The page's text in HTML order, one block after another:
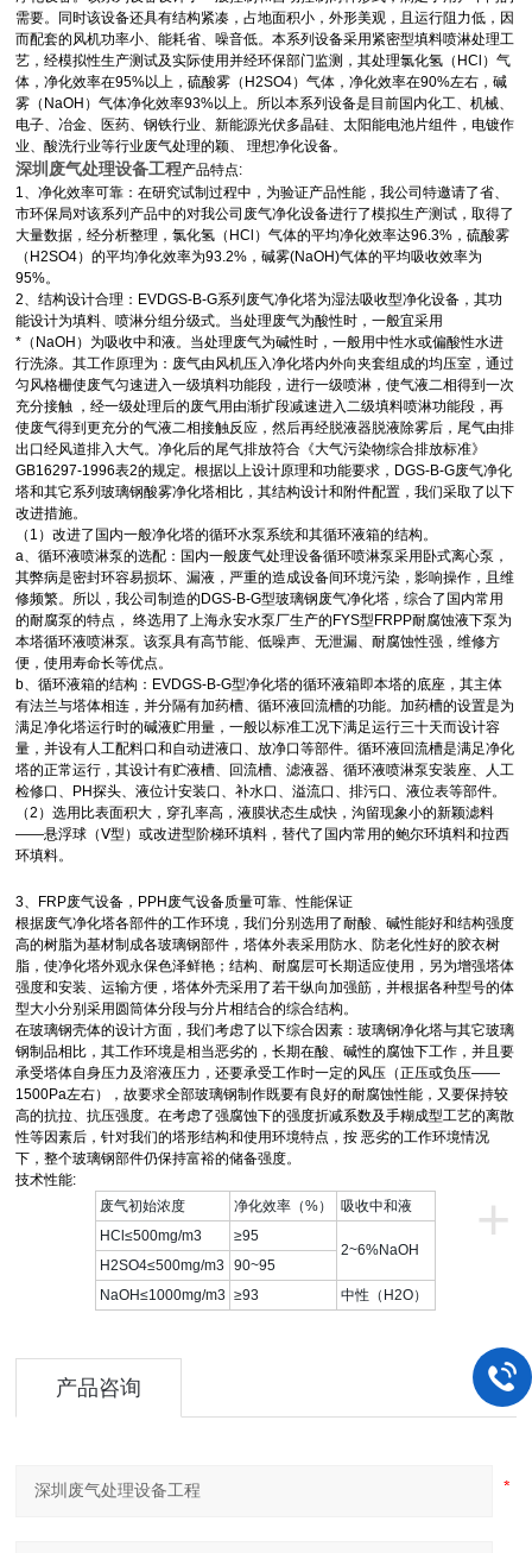
需要。同时该设备还具有结构紧凑，占地面积小，外形美观，且运行阻力低，因
而配套的风机功率小、能耗省、噪音低。本系列设备采用紧密型填料喷淋处理工
艺，经模拟性生产测试及实际使用并经环保部门监测，其处理氯化氢（HCl）气
体，净化效率在95%以上，硫酸雾（H2SO4）气体，净化效率在90%左右，碱
雾（NaOH）气体净化效率93%以上。所以本系列设备是目前国内化工、机械、
电子、冶金、医药、钢铁行业、新能源光伏多晶硅、太阳能电池片组件，电镀作
业、酸洗行业等行业废气处理的颖、 理想净化设备。
深圳废气处理设备工程产品特点:
1、净化效率可靠：在研究试制过程中，为验证产品性能，我公司特邀请了省、
市环保局对该系列产品中的对我公司废气净化设备进行了模拟生产测试，取得了
大量数据，经分析整理，氯化氢（HCl）气体的平均净化效率达96.3%，硫酸雾
（H2SO4）的平均净化效率为93.2%，碱雾(NaOH)气体的平均吸收效率为
95%。
2、结构设计合理：EVDGS-B-G系列废气净化塔为湿法吸收型净化设备，其功
能设计为填料、喷淋分组分级式。当处理废气为酸性时，一般宜采用
*（NaOH）为吸收中和液。当处理废气为碱性时，一般用中性水或偏酸性水进
行洗涤。其工作原理为：废气由风机压入净化塔内外向夹套组成的均压室，通过
匀风格栅使废气匀速进入一级填料功能段，进行一级喷淋，使气液二相得到一次
充分接触 ，经一级处理后的废气用由渐扩段减速进入二级填料喷淋功能段，再
使废气得到更充分的气液二相接触反应，然后再经脱液器脱液除雾后，尾气由排
出口经风道排入大气。净化后的尾气排放符合《大气污染物综合排放标准》
GB16297-1996表2的规定。根据以上设计原理和功能要求，DGS-B-G废气净化
塔和其它系列玻璃钢酸雾净化塔相比，其结构设计和附件配置，我们采取了以下
改进措施。
（1）改进了国内一般净化塔的循环水泵系统和其循环液箱的结构。
a、循环液喷淋泵的选配：国内一般废气处理设备循环喷淋泵采用卧式离心泵，
其弊病是密封环容易损坏、漏液，严重的造成设备间环境污染，影响操作，且维
修频繁。所以，我公司制造的DGS-B-G型玻璃钢废气净化塔，综合了国内常用
的耐腐泵的特点， 终选用了上海永安水泵厂生产的FYS型FRPP耐腐蚀液下泵为
本塔循环液喷淋泵。该泵具有高节能、低噪声、无泄漏、耐腐蚀性强，维修方
便，使用寿命长等优点。
b、循环液箱的结构：EVDGS-B-G型净化塔的循环液箱即本塔的底座，其主体
有法兰与塔体相连，并分隔有加药槽、循环液回流槽的功能。加药槽的设置是为
满足净化塔运行时的碱液贮用量，一般以标准工况下满足运行三十天而设计容
量，并设有人工配料口和自动进液口、放净口等部件。循环液回流槽是满足净化
塔的正常运行，其设计有贮液槽、回流槽、滤液器、循环液喷淋泵安装座、人工
检修口、PH探头、液位计安装口、补水口、溢流口、排污口、液位表等部件。
（2）选用比表面积大，穿孔率高，液膜状态生成快，沟留现象小的新颖滤料
——悬浮球（Ⅴ型）或改进型阶梯环填料，替代了国内常用的鲍尔环填料和拉西
环填料。
3、FRP废气设备，PPH废气设备质量可靠、性能保证
根据废气净化塔各部件的工作环境，我们分别选用了耐酸、碱性能好和结构强度
高的树脂为基材制成各玻璃钢部件，塔体外表采用防水、防老化性好的胶衣树
脂，使净化塔外观永保色泽鲜艳；结构、耐腐层可长期适应使用，另为增强塔体
强度和安装、运输方便，塔体外壳采用了若干纵向加强筋，并根据各种型号的体
型大小分别采用圆筒体分段与分片相结合的综合结构。
在玻璃钢壳体的设计方面，我们考虑了以下综合因素：玻璃钢净化塔与其它玻璃
钢制品相比，其工作环境是相当恶劣的，长期在酸、碱性的腐蚀下工作，并且要
承受塔体自身压力及溶液压力，还要承受工作时一定的风压（正压或负压——
1500Pa左右），故要求全部玻璃钢制作既要有良好的耐腐蚀性能，又要保持较
高的抗拉、抗压强度。在考虑了强腐蚀下的强度折减系数及手糊成型工艺的离散
性等因素后，针对我们的塔形结构和使用环境特点，按 恶劣的工作环境情况
下，整个玻璃钢部件仍保持富裕的储备强度。
技术性能:
+
废气初始浓度 净化效率（%）
吸收中和液
HCl≤500mg/m3
≥95
2~6%NaOH
H2SO4≤500mg/m3
90~95
NaOH≤1000mg/m3
≥93 中性（H2O）
产品咨询